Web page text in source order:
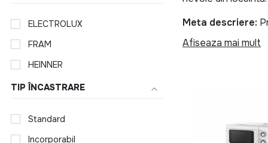
ELECTROLUX
FRAM
HEINNER
TIP ÎNCASTRARE
Standard
Incorporabil
Meta descriere:
prelungitor, aparat
HEINNER
Bucatarie
Indiferent daca
tavi, cutit,
ideale pentru
Afiseaza mai mult